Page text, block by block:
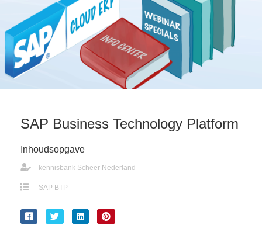
SAP Business Technology Platform
Inhoudsopgave
kennisbank Scheer Nederland
SAP BTP